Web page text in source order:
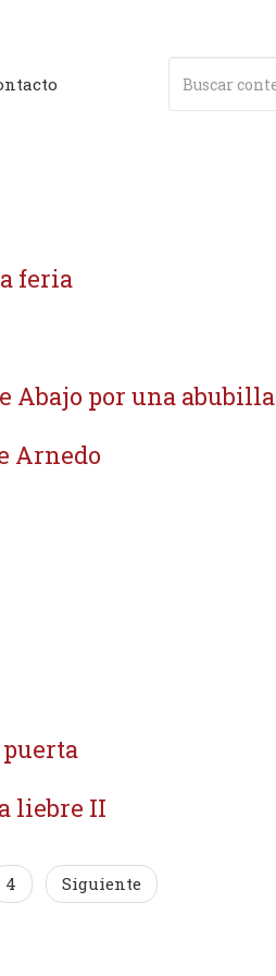
feria
Abajo por una abubilla
Arnedo
liebre II
4 Siguiente